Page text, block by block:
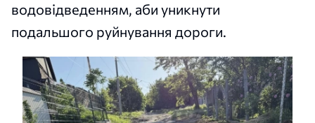
водовідведенням, аби уникнути
подальшого руйнування дороги.